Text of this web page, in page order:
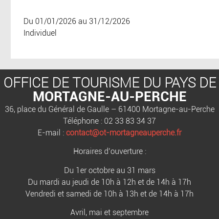
Du 01/01/2026 au 31/12/2026
Individuel
OFFICE DE TOURISME DU PAYS DE
MORTAGNE-AU-PERCHE
36, place du Général de Gaulle – 61400 Mortagne-au-Perche
Téléphone : 02 33 83 34 37
E-mail : contact@ot-mortagneauperche.fr
Horaires d’ouverture :
Du 1er octobre au 31 mars
Du mardi au jeudi de 10h à 12h et de 14h à 17h
Vendredi et samedi de 10h à 13h et de 14h à 17h
Avril, mai et septembre